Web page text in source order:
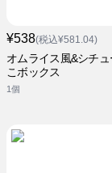
¥538(税込¥581.04)
オムライス風&シチ
こボックス
1個